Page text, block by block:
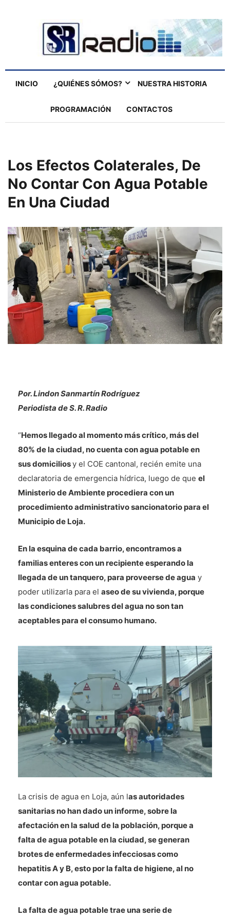
INICIO ¿QUIÉNES SÓMOS? NUESTRA HISTORIA
PROGRAMACIÓN CONTACTOS
Los Efectos Colaterales, De
No Contar Con Agua Potable
En Una Ciudad
Por. Lindon Sanmartín Rodríguez
Periodista de S. R. Radio
“Hemos llegado al momento más crítico, más del
80% de la ciudad, no cuenta con agua potable en
sus domiciliosy el COE cantonal, recién emite una
declaratoria de emergencia hídrica, luego de que el
Ministerio de Ambiente procediera con un
procedimiento administrativo sancionatorio para el
Municipio de Loja.
En la esquina de cada barrio, encontramos a
familias enteres con un recipiente esperando la
llegada de un tanquero, para proveerse de agua y
poder utilizarla para el aseo de su vivienda, porque
las condiciones salubres del agua no son tan
aceptables para el consumo humano.
La crisis de agua en Loja, aún las autoridades
sanitarias no han dado un informe, sobre la
afectación en la salud de la población, porque a
falta de agua potable en la ciudad, se generan
brotes de enfermedades infecciosas como
hepatitis A y B, esto por la falta de higiene, al no
contar con agua potable.
La falta de agua potable trae una serie de